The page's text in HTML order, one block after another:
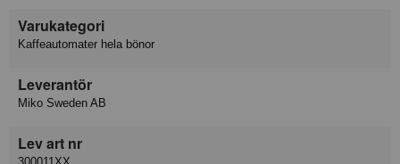
Varukategori
Kaffeautomater hela bönor
Leverantör
Miko Sweden AB
Lev art nr